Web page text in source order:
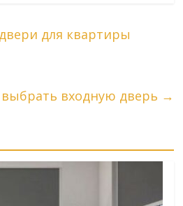
для квартиры
выбрать входную дверь →